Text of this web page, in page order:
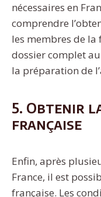
nécessaires en
comprendre
les membres de
dossier complet
la préparation de
5. Obtenir
française
Enfin, après
France, il est
française. Les